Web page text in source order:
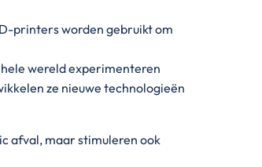
printers worden gebruikt om
wereld experimenteren
ze nieuwe technologieën
afval, maar stimuleren ook